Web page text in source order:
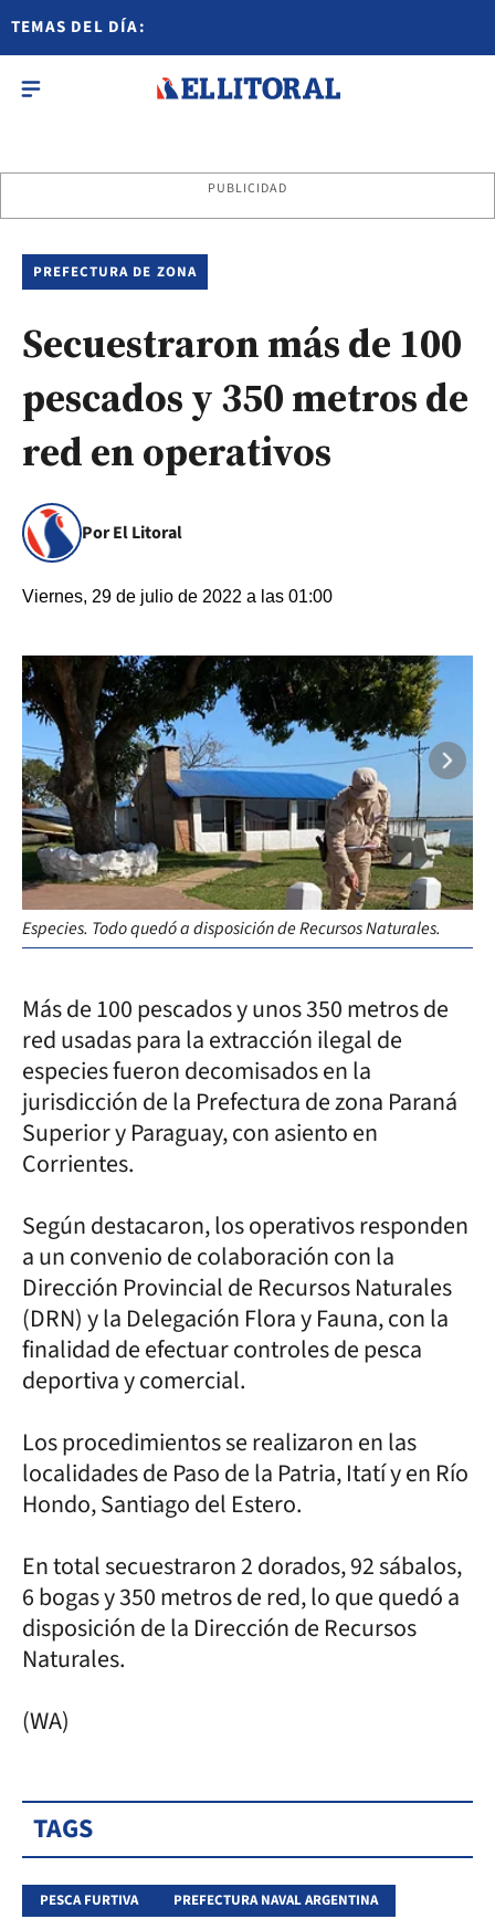
TEMAS DEL DÍA:
PUBLICIDAD
PREFECTURA DE ZONA
Secuestraron más de 100
pescados y 350 metros de
red en operativos
Por El Litoral
Viernes, 29 de julio de 2022 a las 01:00
Especies. Todo quedó a disposición de Recursos Naturales.
Más de 100 pescados y unos 350 metros de
red usadas para la extracción ilegal de
especies fueron decomisados en la
jurisdicción de la Prefectura de zona Paraná
Superior y Paraguay, con asiento en
Corrientes.
Según destacaron, los operativos responden
a un convenio de colaboración con la
Dirección Provincial de Recursos Naturales
(DRN) y la Delegación Flora y Fauna, con la
finalidad de efectuar controles de pesca
deportiva y comercial.
Los procedimientos se realizaron en las
localidades de Paso de la Patria, Itatí y en Río
Hondo, Santiago del Estero.
En total secuestraron 2 dorados, 92 sábalos,
6 bogas y 350 metros de red, lo que quedó a
disposición de la Dirección de Recursos
Naturales.
(WA)
TAGS
PESCA FURTIVA PREFECTURA NAVAL ARGENTINA